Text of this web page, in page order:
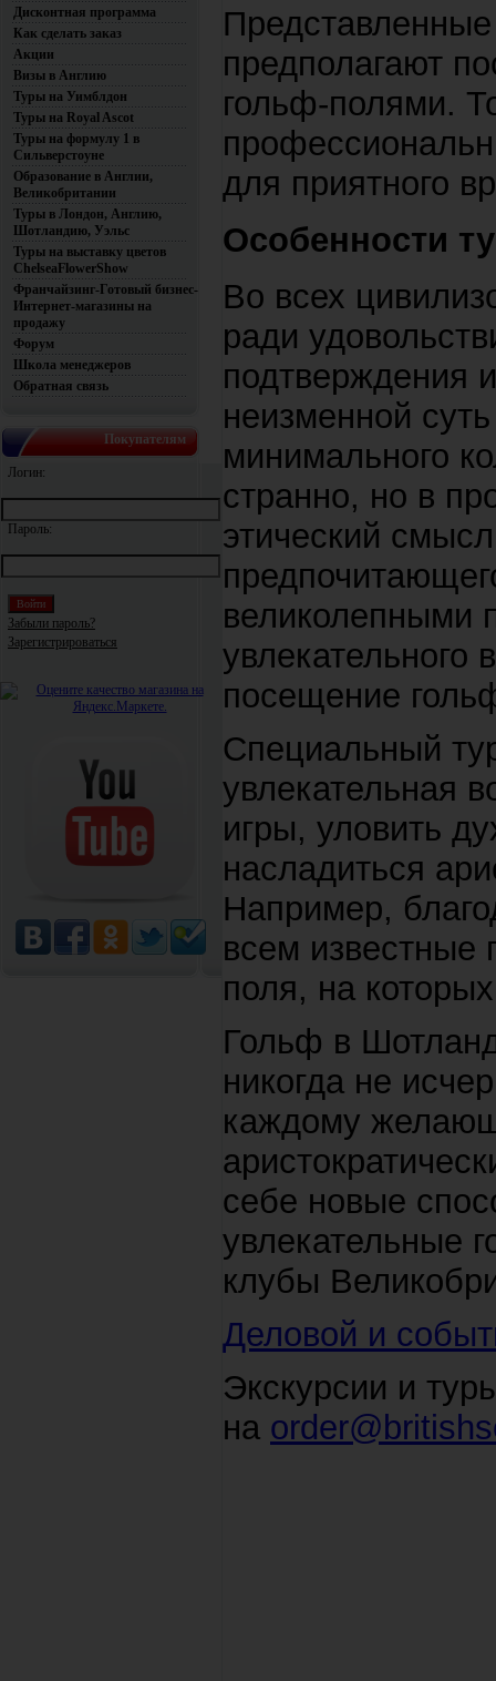
Дисконтная программа
Как сделать заказ
Акции
Визы в Англию
Туры на Уимблдон
Туры на Royal Ascot
Туры на формулу 1 в
Сильверстоуне
Образование в Англии,
Великобритании
Туры в Лондон, Англию,
Шотландию, Уэльс
Туры на выставку цветов
ChelseaFlowerShow
Франчайзинг-Готовый бизнес-
Интернет-магазины на
продажу
Форум
Школа менеджеров
Обратная связь
Покупателям
Логин:
Пароль:
Забыли пароль?
Зарегистрироваться
предполагают
гольф-полями.
для приятного
Особенности
Во всех
ради
подтверждения
неизменной
минимального
странно, но в
этический
великолепными
посещение
Специальный
увлекательная
игры, уловить
насладиться
Например,
всем
поля, на
Гольф в
никогда не
каждому
себе новые
увлекательные
клубы
Деловой и
Экскурсии и
на